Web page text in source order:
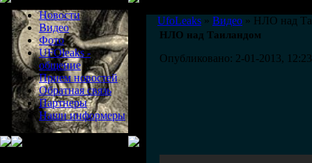
Новости
Видео
Фото
UFOleaks -
общение
Прием новостей
Обратная связь
Партнеры
Наши информеры
UfoLeaks » Видео » НЛО над
НЛО над Таиландом
Опубликовано: 2-01-2013, 12:23